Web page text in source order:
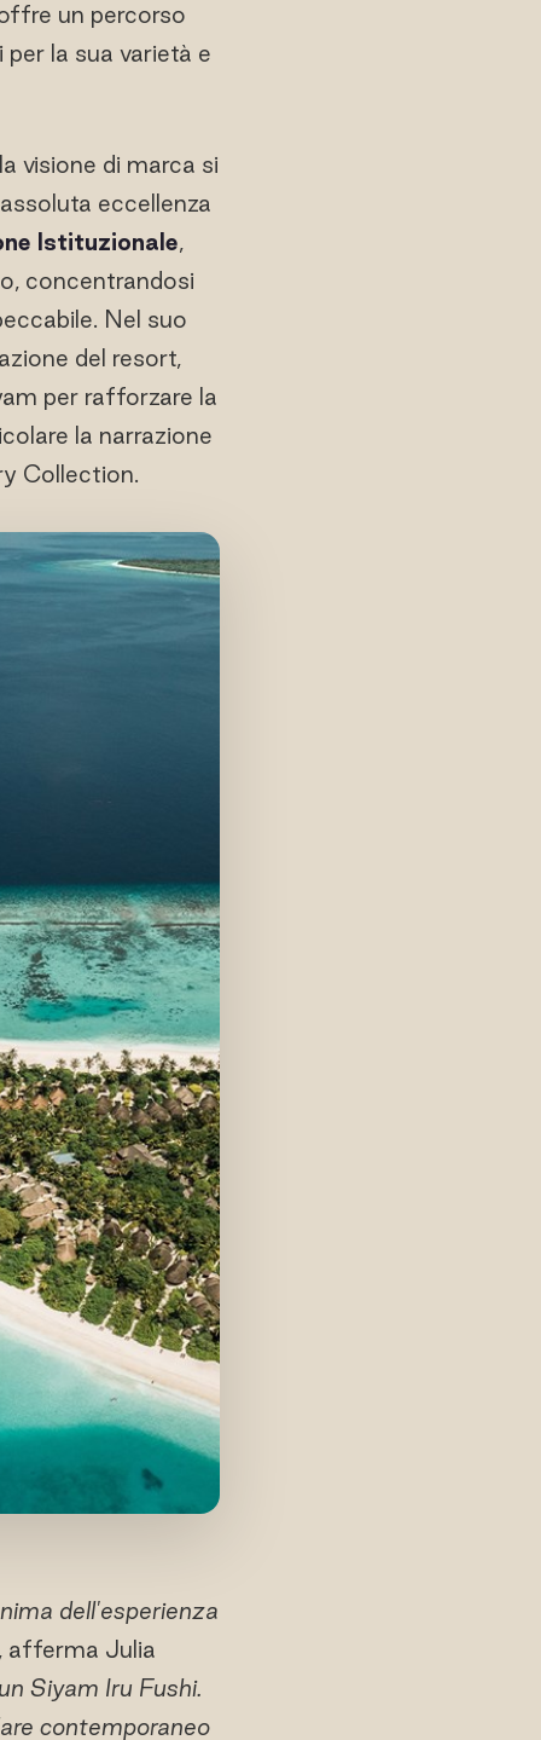
un percorso
la sua varietà e
visione di marca si
eccellenza
Istituzionale,
concentrandosi
Nel suo
del resort,
per rafforzare la
la narrazione
Collection.
dell'esperienza
afferma Julia
Siyam Iru Fushi.
contemporaneo